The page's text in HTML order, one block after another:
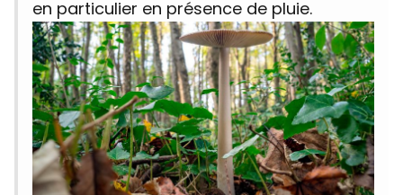
en particulier en présence de pluie.